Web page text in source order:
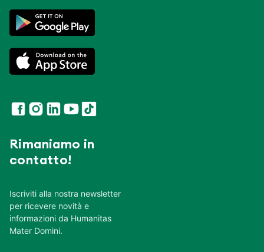
Rimaniamo in
contatto!
Iscriviti alla nostra newsletter
per ricevere novità e
informazioni da Humanitas
Mater Domini.